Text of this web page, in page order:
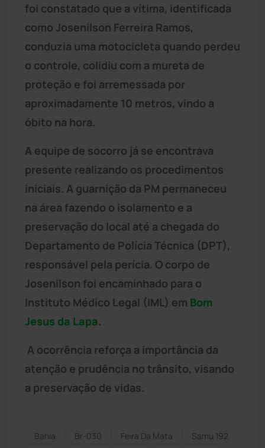
foi constatado que a vítima, identificada
como Josenilson Ferreira Ramos,
conduzia uma motocicleta quando perdeu
o controle, colidiu com a mureta de
proteção e foi arremessada por
aproximadamente 10 metros, vindo a
óbito na hora.
A equipe de socorro já se encontrava
presente realizando os procedimentos
iniciais. A guarnição da PM permaneceu
na área fazendo o isolamento e a
preservação do local até a chegada do
Departamento de Polícia Técnica (DPT),
responsável pela perícia. O corpo de
Josenilson foi encaminhado para o
Instituto Médico Legal (IML) em Bom
Jesus da Lapa.
A ocorrência reforça a importância da
atenção e prudência no trânsito, visando
a preservação de vidas.
Bahia Br-030 Feira Da Mata
Samu 192